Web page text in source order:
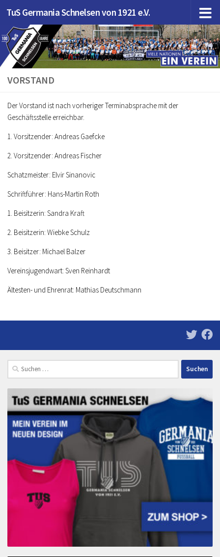
Zum Inhalt springen
TuS Germania Schnelsen von 1921 e.V.
VORSTAND
Der Vorstand ist nach vorheriger Terminabsprache mit der
Geschäftsstelle erreichbar.
1. Vorsitzender: Andreas Gaefcke
2. Vorsitzender: Andreas Fischer
Schatzmeister: Elvir Sinanovic
Schriftführer: Hans-Martin Roth
1. Beisitzerin: Sandra Kraft
2. Beisitzerin: Wiebke Schulz
3. Beisitzer: Michael Balzer
Vereinsjugendwart: Sven Reinhardt
Ältesten- und Ehrenrat: Mathias Deutschmann
Suchen
nach: